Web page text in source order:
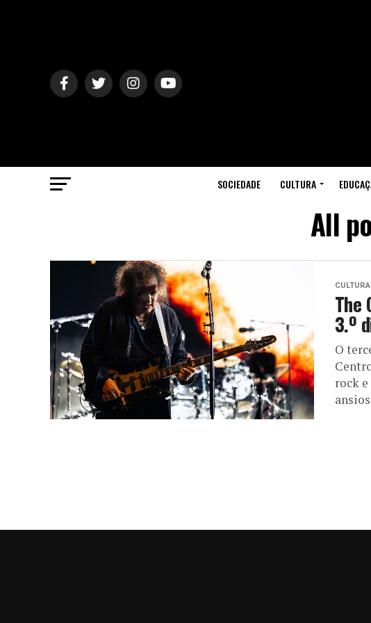
SOCIEDADE CULTURA
All
CULTURA
The
3.º
O
rock